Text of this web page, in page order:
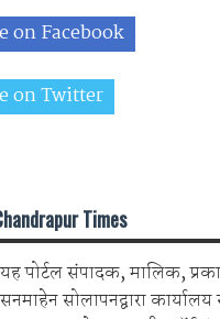
on Facebook
on Twitter
Times
यह पोर्टल संपादक, मालिक,
सनमाहेन सोलापनद्वारा कार्यालय